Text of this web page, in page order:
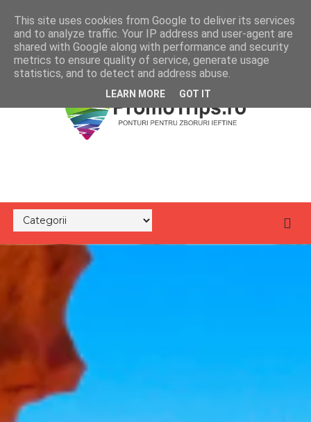
This site uses cookies from Google to deliver its services
and to analyze traffic. Your IP address and user-agent are
shared with Google along with performance and security
metrics to ensure quality of service, generate usage
statistics, and to detect and address abuse.
LEARN MORE GOT IT